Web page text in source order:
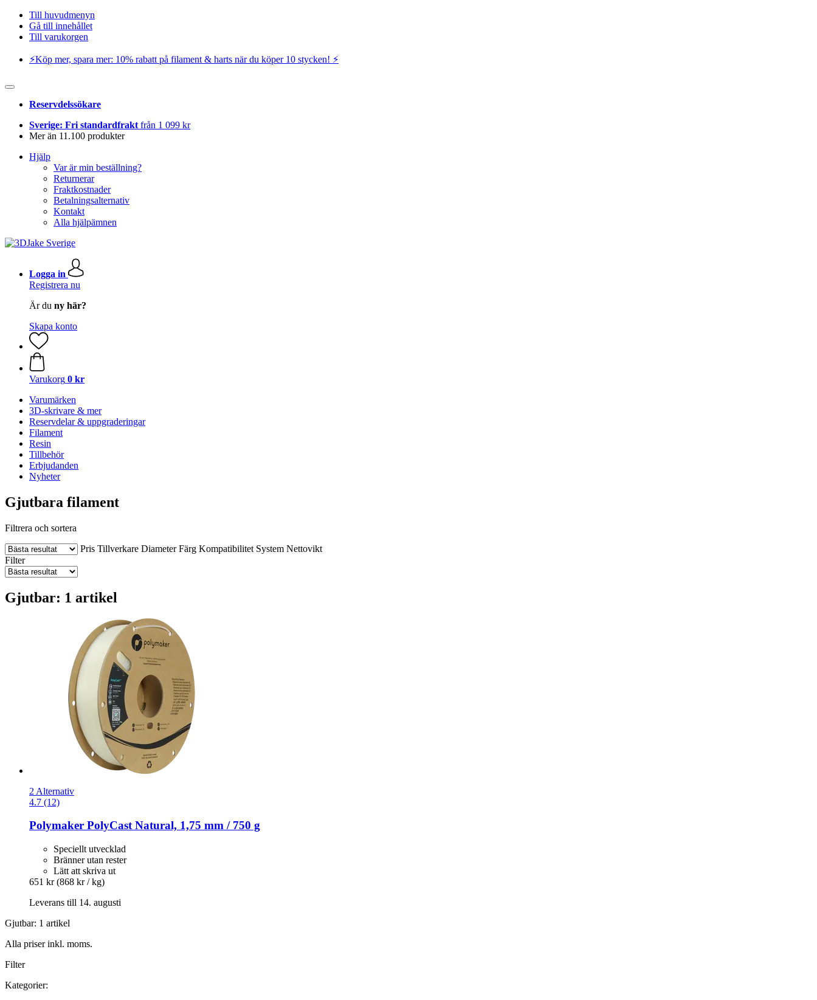
Till huvudmenyn
Gå till innehållet
Till varukorgen
⚡️Köp mer, spara mer: 10% rabatt på filament & harts när du köper 10 stycken! ⚡️
Reservdelssökare
Sverige: Fri standardfrakt från 1 099 kr
Mer än 11.100 produkter
Hjälp
Var är min beställning?
Returnerar
Fraktkostnader
Betalningsalternativ
Kontakt
Alla hjälpämnen
Logga in
Registrera nu
Är du ny här?
Skapa konto
Varukorg 0 kr
Varumärken
3D-skrivare & mer
Reservdelar & uppgraderingar
Filament
Resin
Tillbehör
Erbjudanden
Nyheter
Gjutbara filament
Filtrera och sortera
Pris Tillverkare Diameter Färg Kompatibilitet System Nettovikt
Filter
Gjutbar: 1 artikel
2 Alternativ
4.7 (12)
Polymaker PolyCast Natural, 1,75 mm / 750 g
Speciellt utvecklad
Bränner utan rester
Lätt att skriva ut
651 kr (868 kr / kg)
Leverans till 14. augusti
Gjutbar: 1 artikel
Alla priser inkl. moms.
Filter
Kategorier: